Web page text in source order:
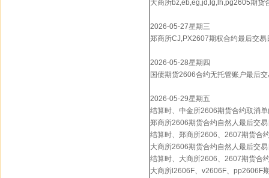
大商所bz,eb,eg,jd,lg,lh,pg2605期货
2026-05-27星期三
郑商所CJ,PX2607期权合约最后交易
2026-05-28星期四
国债期货2606合约无托管账户最后
2026-05-29星期五
结算时、中金所2606期货合约取消
郑商所2606期货合约自然人最后交
结算时、郑商所2606、2607期货合
大商所2606期货合约自然人最后交
结算时、大商所2606、2607期货合
大商所l2606F、v2606F、pp2606F